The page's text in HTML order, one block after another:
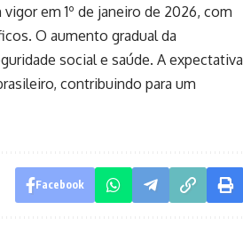
em 1º de janeiro de 2026, com
O aumento gradual da
social e saúde. A expectativa
contribuindo para um
Facebook